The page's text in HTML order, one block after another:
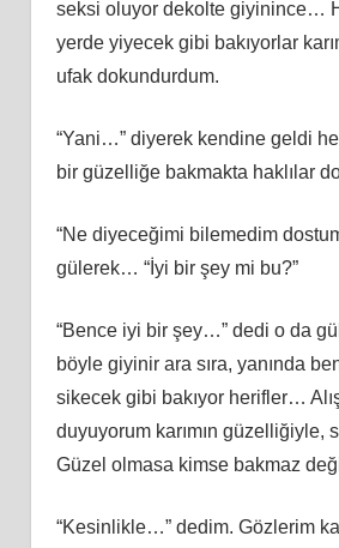
seksi oluyor dekolte giyinince…
yerde yiyecek gibi bakıyorlar
ufak dokundurdum.
“Yani…” diyerek kendine geldi
bir güzelliğe bakmakta haklılar
“Ne diyeceğimi bilemedim
gülerek… “İyi bir şey mi bu?”
“Bence iyi bir şey…” dedi o da
böyle giyinir ara sıra, yanında
sikecek gibi bakıyor herifler…
duyuyorum karımın
Güzel olmasa kimse bakmaz
“Kesinlikle…” dedim. Gözlerim